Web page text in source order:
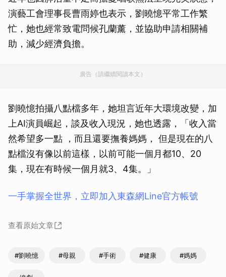
演藝工會理事長曹雨婷也表示，劉曉憶平常工作繁
忙，她也經常致電問候孔蘭薰，並協助申請相關補
助，減少經濟負擔。
廣告（請繼續閱讀本文）
劉曉憶拍攝八點檔多年，她坦言近年大環境改變，加
上AI演員崛起，談及收入現況，她也透露，「收入當
然希望多一點 ，而且還要撫養媽媽， 但是現在的八
點檔沒有像以前這樣，以前可能一個月都10、20
集，現在有時候一個月就3、4集。」
一手掌握全世界，立即加入東森網Line官方帳號
查看原始文章
#劉曉憶 #母親 #手術 #健康 #媽媽